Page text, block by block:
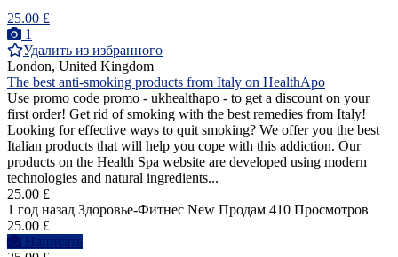
25.00 £
1
Удалить из избранного
London, United Kingdom
The best anti-smoking products from Italy on HealthApo
Use promo code promo - ukhealthapo - to get a discount on your
first order! Get rid of smoking with the best remedies from Italy!
Looking for effective ways to quit smoking? We offer you the best
Italian products that will help you cope with this addiction. Our
products on the Health Spa website are developed using modern
technologies and natural ingredients...
25.00 £
1 год назад Здоровье-Фитнес New Продам 410 Просмотров
25.00 £
Написать